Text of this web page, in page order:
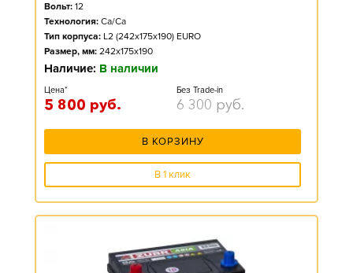
Вольт: 12
Технология: Ca/Ca
Тип корпуса: L2 (242x175x190) EURO
Размер, мм: 242x175x190
Наличие: В наличии
Цена*
5 800 руб.
Без Trade-in
6 300 руб.
В КОРЗИНУ
В 1 клик